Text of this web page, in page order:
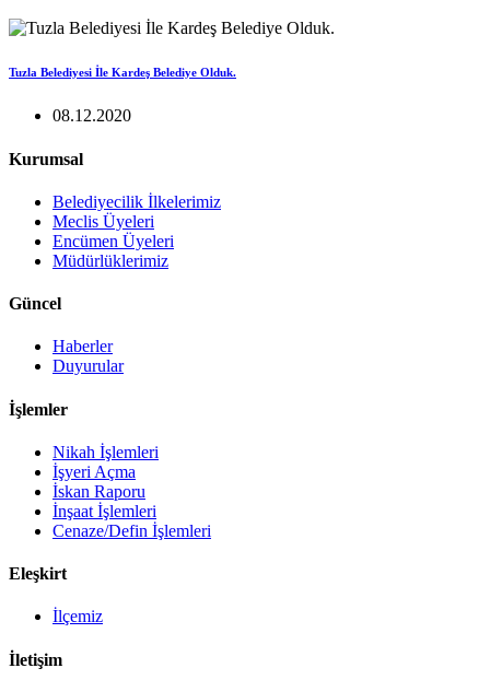
Tuzla Belediyesi İle Kardeş Belediye Olduk.
08.12.2020
Kurumsal
Belediyecilik İlkelerimiz
Meclis Üyeleri
Encümen Üyeleri
Müdürlüklerimiz
Güncel
Haberler
Duyurular
İşlemler
Nikah İşlemleri
İşyeri Açma
İskan Raporu
İnşaat İşlemleri
Cenaze/Defin İşlemleri
Eleşkirt
İlçemiz
İletişim